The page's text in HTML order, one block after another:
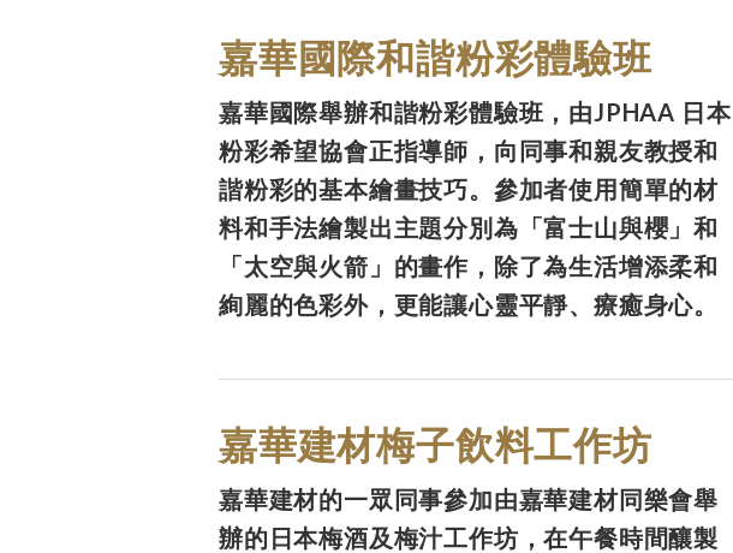
嘉華國際和諧粉彩體驗班
嘉華國際舉辦和諧粉彩體驗班，由JPHAA 日本
粉彩希望協會正指導師，向同事和親友教授和
諧粉彩的基本繪畫技巧。參加者使用簡單的材
料和手法繪製出主題分別為「富士山與櫻」和
「太空與火箭」的畫作，除了為生活增添柔和
絢麗的色彩外，更能讓心靈平靜、療癒身心。
嘉華建材梅子飲料工作坊
嘉華建材的一眾同事參加由嘉華建材同樂會舉
辦的日本梅酒及梅汁工作坊，在午餐時間釀製